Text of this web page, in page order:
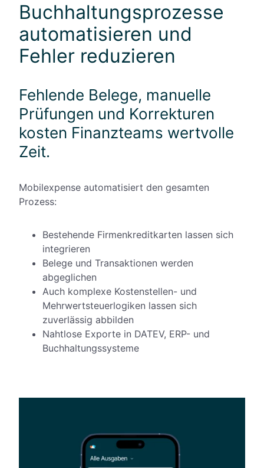
Buchhaltungsprozesse
automatisieren und
Fehler reduzieren
Fehlende Belege, manuelle
Prüfungen und Korrekturen
kosten Finanzteams wertvolle
Zeit.
Mobilexpense automatisiert den gesamten
Prozess:
Bestehende Firmenkreditkarten lassen sich
integrieren
Belege und Transaktionen werden
abgeglichen
Auch komplexe Kostenstellen- und
Mehrwertsteuerlogiken lassen sich
zuverlässig abbilden
Nahtlose Exporte in DATEV, ERP- und
Buchhaltungssysteme